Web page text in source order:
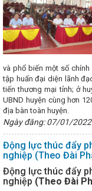
tỉnh Hà Tĩnh họp cho
xăng dầu phục vụ
Nghệ Tĩnh kéo dài
tháng 4 năm 2025
trường Việt Nam giai
và Bộ Công
Bộ đội Biên phòng
sản xuất công
kinh tế, thương mại
Thành phố Hồ
tác với Thành phố
xử với tin giả trên môi
đến người tiêu dùng
tác giữa TP Hồ Chí
ước đạt 8,78%,
nghiệp nông thôn,
nhiệm kỳ 2021-2026
mừng Đại hội XIV
và phổ biến một số
tập huấn đại diện lãnh
tiến thương mại tỉnh; ở
UBND huyện cùng hơn
địa bàn toàn huyện.
Ngày đăng: 07/01/
Động lực thúc đẩy
nghiệp (Theo Đài
Động lực thúc đẩy
nghiệp (Theo Đài